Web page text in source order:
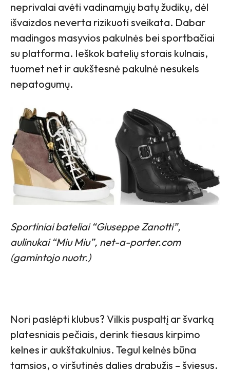
neprivalai avėti vadinamųjų batų žudikų, dėl
išvaizdos neverta rizikuoti sveikata. Dabar
madingos masyvios pakulnės bei sportbačiai
su platforma. Ieškok batelių storais kulnais,
tuomet net ir aukštesnė pakulnė nesukels
nepatogumų.
Sportiniai bateliai “Giuseppe Zanotti”,
aulinukai “Miu Miu”, net-a-porter.com
(gamintojo nuotr.)
Nori paslėpti klubus? Vilkis puspaltį ar švarką
platesniais pečiais, derink tiesaus kirpimo
kelnes ir aukštakulnius. Tegul kelnės būna
tamsios, o viršutinės dalies drabužis – šviesus.